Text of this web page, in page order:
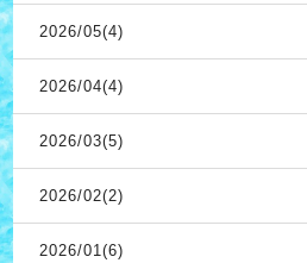
2026/05(4)
2026/04(4)
2026/03(5)
2026/02(2)
2026/01(6)